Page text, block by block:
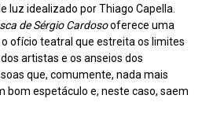
luz idealizado por Thiago Capella.
de Sérgio Cardosooferece uma
ofício teatral que estreita os limites
artistas e os anseios dos
que, comumente, nada mais
bom espetáculo e, neste caso, saem